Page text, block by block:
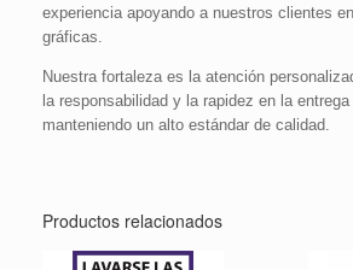
experiencia apoyando a nuestros clientes
gráficas.
Nuestra fortaleza es la atención
la responsabilidad y la rapidez en la
manteniendo un alto estándar de calidad.
Productos relacionados